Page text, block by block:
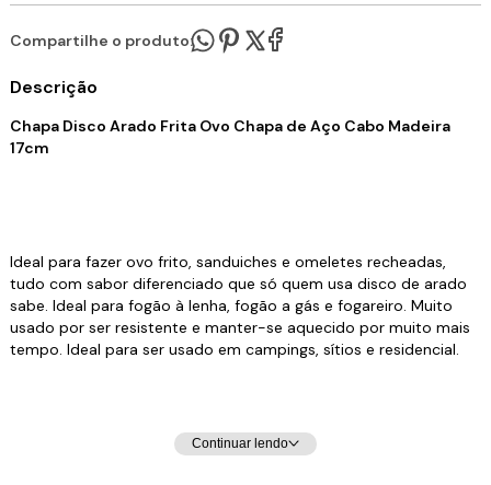
Compartilhe o produto:
Descrição
Chapa Disco Arado Frita Ovo Chapa de Aço Cabo Madeira
17cm
Ideal para fazer ovo frito, sanduiches e omeletes recheadas,
tudo com sabor diferenciado que só quem usa disco de arado
sabe. Ideal para fogão à lenha, fogão a gás e fogareiro. Muito
usado por ser resistente e manter-se aquecido por muito mais
tempo. Ideal para ser usado em campings, sítios e residencial.
Características do Produto:
Diâmetro total: 29,5cm. ( Até o Cabo )
Continuar lendo